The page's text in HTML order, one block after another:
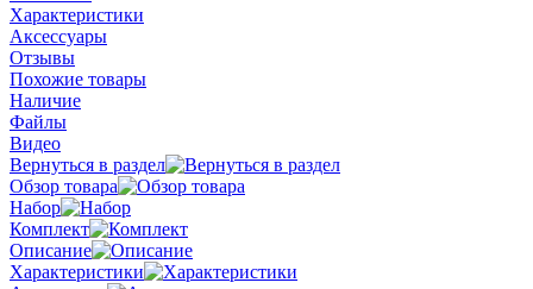
Характеристики
Аксессуары
Отзывы
Похожие товары
Наличие
Файлы
Видео
Вернуться в раздел
Обзор товара
Набор
Комплект
Описание
Характеристики